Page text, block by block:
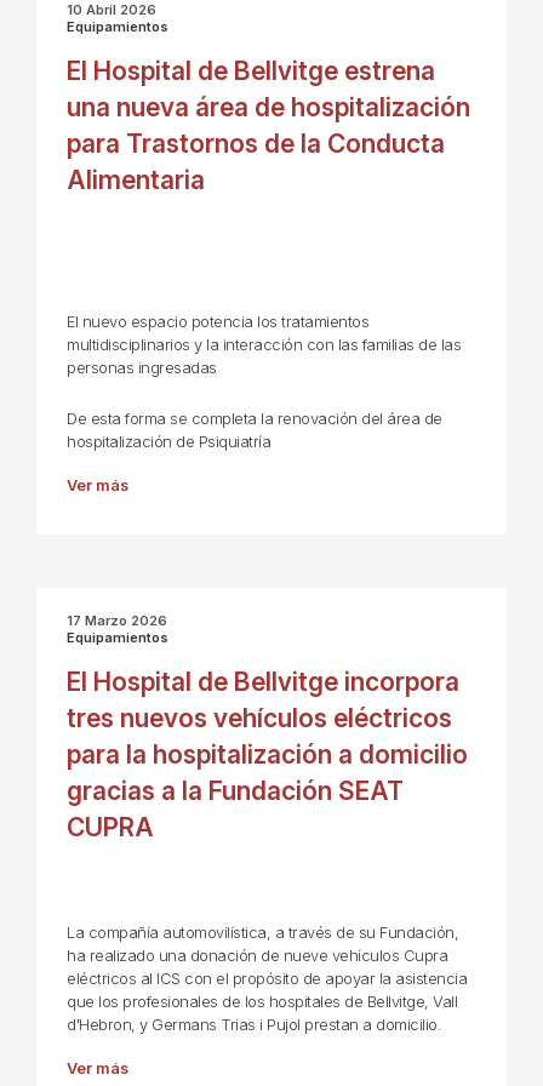
10 Abril 2026
Equipamientos
El Hospital de Bellvitge estrena
una nueva área de hospitalización
para Trastornos de la Conducta
Alimentaria
El nuevo espacio potencia los tratamientos
multidisciplinarios y la interacción con las familias de las
personas ingresadas
De esta forma se completa la renovación del área de
hospitalización de Psiquiatría
Ver más
17 Marzo 2026
Equipamientos
El Hospital de Bellvitge incorpora
tres nuevos vehículos eléctricos
para la hospitalización a domicilio
gracias a la Fundación SEAT
CUPRA
La compañía automovilística, a través de su Fundación,
ha realizado una donación de nueve vehículos Cupra
eléctricos al ICS con el propósito de apoyar la asistencia
que los profesionales de los hospitales de Bellvitge, Vall
d'Hebron, y Germans Trias i Pujol prestan a domicilio.
Ver más